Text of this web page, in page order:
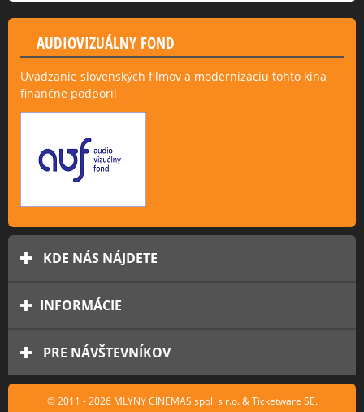
AUDIOVIZUÁLNY FOND
Uvádzanie slovenských filmov a modernizáciu tohto kina
finančne podporil
KDE NÁS NÁJDETE
INFORMÁCIE
PRE NÁVŠTEVNÍKOV
© 2011 - 2026 MLYNY CINEMAS spol. s r.o. & Ticketware SE.